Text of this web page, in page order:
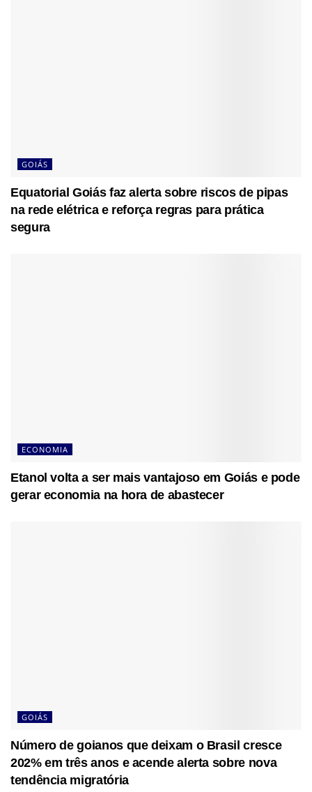
GOIÁS
Equatorial Goiás faz alerta sobre riscos de pipas
na rede elétrica e reforça regras para prática
segura
ECONOMIA
Etanol volta a ser mais vantajoso em Goiás e pode
gerar economia na hora de abastecer
GOIÁS
Número de goianos que deixam o Brasil cresce
202% em três anos e acende alerta sobre nova
tendência migratória